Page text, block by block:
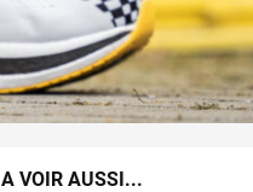
A VOIR AUSSI...